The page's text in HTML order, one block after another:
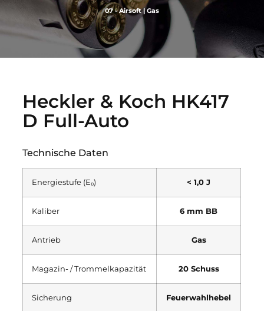
07 - Airsoft|Gas
Heckler & Koch HK417
D Full-Auto
Technische Daten
Energiestufe (E₀) < 1,0 J
Kaliber 6 mm BB
Antrieb Gas
Magazin- / Trommelkapazität 20 Schuss
Sicherung Feuerwahlhebel